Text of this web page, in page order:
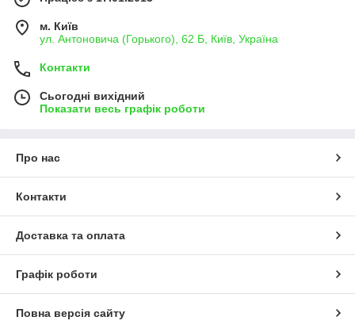
м. Київ
ул. Антоновича (Горького), 62 Б, Київ, Україна
Контакти
Сьогодні вихідний
Показати весь графік роботи
Про нас
Контакти
Доставка та оплата
Графік роботи
Повна версія сайту